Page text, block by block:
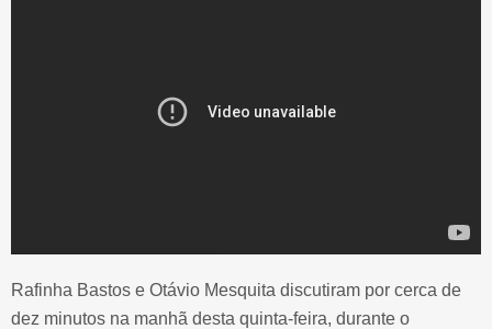
Rafinha Bastos e Otávio Mesquita discutiram por cerca de
dez minutos na manhã desta quinta-feira, durante o